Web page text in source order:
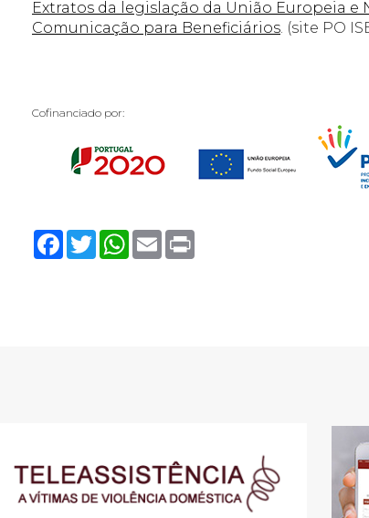
Extratos da legislação da União Europeia
Comunicação para Beneficiários. (site PO
Cofinanciado por:
Facebook
TwitterWhatsApp
Email